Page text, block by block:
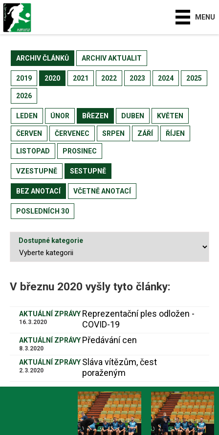
MENU
ARCHIV ČLÁNKŮ ARCHIV AKTUALIT
2019 2020 2021 2022 2023 2024 2025
2026
LEDEN ÚNOR BŘEZEN DUBEN KVĚTEN
ČERVEN ČERVENEC SRPEN ZÁŘÍ ŘÍJEN
LISTOPAD PROSINEC
VZESTUPNĚ SESTUPNĚ
BEZ ANOTACÍ VČETNĚ ANOTACÍ
POSLEDNÍCH 30
Dostupné kategorie
V březnu 2020 vyšly tyto články:
AKTUÁLNÍ ZPRÁVY
16.3.2020
Reprezentační ples odložen -
COVID-19
AKTUÁLNÍ ZPRÁVY
8.3.2020
Předávání cen
AKTUÁLNÍ ZPRÁVY
2.3.2020
Sláva vítězům, čest
poraženým